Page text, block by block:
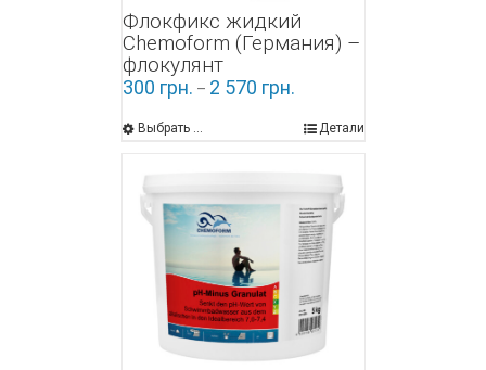
Флокфикс жидкий
Chemoform (Германия) –
флокулянт
300 грн. – 2 570 грн.
Выбрать ... Детали